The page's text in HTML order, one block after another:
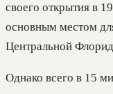
своего открытия в
основным местом
Центральной
Однако всего в 15